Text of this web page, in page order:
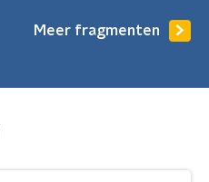
Meer fragmenten